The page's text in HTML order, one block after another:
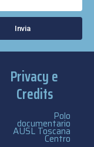
Invia
Privacy e
Credits
Polo
documentario
AUSL Toscana
Centro